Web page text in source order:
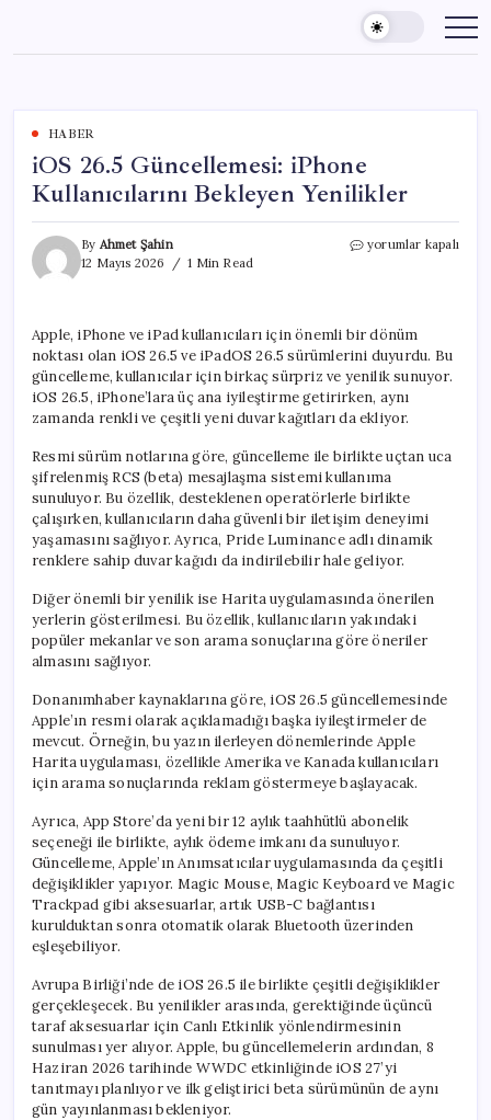
content
HABER
iOS 26.5 Güncellemesi: iPhone
Kullanıcılarını Bekleyen Yenilikler
By Ahmet Şahin
12 Mayıs 2026
1 Min Read
iOS
Bekleyen
Yenilikler
için
yorumlar kapalı
Apple, iPhone ve iPad kullanıcıları için önemli bir dönüm
noktası olan iOS 26.5 ve iPadOS 26.5 sürümlerini duyurdu. Bu
güncelleme, kullanıcılar için birkaç sürpriz ve yenilik sunuyor.
iOS 26.5, iPhone’lara üç ana iyileştirme getirirken, aynı
zamanda renkli ve çeşitli yeni duvar kağıtları da ekliyor.
Resmi sürüm notlarına göre, güncelleme ile birlikte uçtan uca
şifrelenmiş RCS (beta) mesajlaşma sistemi kullanıma
sunuluyor. Bu özellik, desteklenen operatörlerle birlikte
çalışırken, kullanıcıların daha güvenli bir iletişim deneyimi
yaşamasını sağlıyor. Ayrıca, Pride Luminance adlı dinamik
renklere sahip duvar kağıdı da indirilebilir hale geliyor.
Diğer önemli bir yenilik ise Harita uygulamasında önerilen
yerlerin gösterilmesi. Bu özellik, kullanıcıların yakındaki
popüler mekanlar ve son arama sonuçlarına göre öneriler
almasını sağlıyor.
Donanımhaber kaynaklarına göre, iOS 26.5 güncellemesinde
Apple’ın resmi olarak açıklamadığı başka iyileştirmeler de
mevcut. Örneğin, bu yazın ilerleyen dönemlerinde Apple
Harita uygulaması, özellikle Amerika ve Kanada kullanıcıları
için arama sonuçlarında reklam göstermeye başlayacak.
Ayrıca, App Store’da yeni bir 12 aylık taahhütlü abonelik
seçeneği ile birlikte, aylık ödeme imkanı da sunuluyor.
Güncelleme, Apple’ın Anımsatıcılar uygulamasında da çeşitli
değişiklikler yapıyor. Magic Mouse, Magic Keyboard ve Magic
Trackpad gibi aksesuarlar, artık USB-C bağlantısı
kurulduktan sonra otomatik olarak Bluetooth üzerinden
eşleşebiliyor.
Avrupa Birliği’nde de iOS 26.5 ile birlikte çeşitli değişiklikler
gerçekleşecek. Bu yenilikler arasında, gerektiğinde üçüncü
taraf aksesuarlar için Canlı Etkinlik yönlendirmesinin
sunulması yer alıyor. Apple, bu güncellemelerin ardından, 8
Haziran 2026 tarihinde WWDC etkinliğinde iOS 27’yi
tanıtmayı planlıyor ve ilk geliştirici beta sürümünün de aynı
gün yayınlanması bekleniyor.